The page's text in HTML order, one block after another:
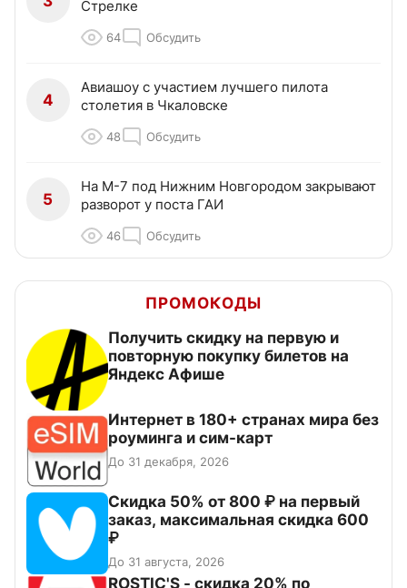
Стрелке
64 Обсудить
4
Авиашоу с участием лучшего пилота
столетия в Чкаловске
48 Обсудить
5
На М-7 под Нижним Новгородом закрывают
разворот у поста ГАИ
46 Обсудить
ПРОМОКОДЫ
Получить скидку на первую и
повторную покупку билетов на
Яндекс Афише
Интернет в 180+ странах мира без
роуминга и сим-карт
До 31 декабря, 2026
Скидка 50% от 800 ₽ на первый
заказ, максимальная скидка 600
₽
До 31 августа, 2026
ROSTIC'S - скидка 20% по